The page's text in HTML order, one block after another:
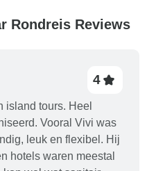
Rondreis Reviews
4
island tours. Heel
Vooral Vivi was
hotels waren meestal